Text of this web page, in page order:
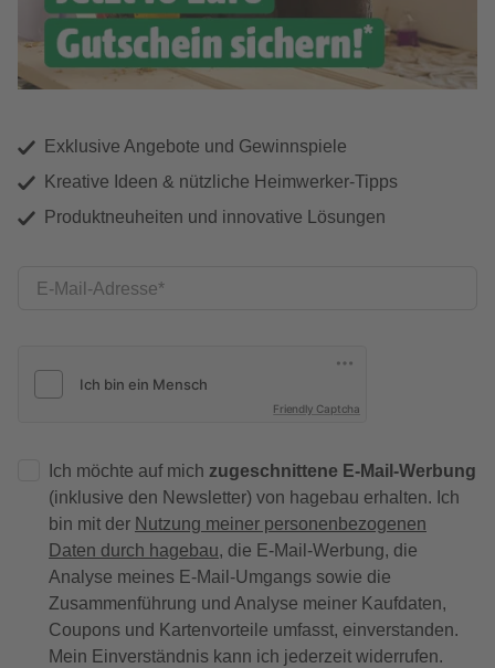
Exklusive Angebote und Gewinnspiele
Kreative Ideen & nützliche Heimwerker-Tipps
Produktneuheiten und innovative Lösungen
E-Mail-Adresse
Friendly Captcha
Ich möchte auf mich zugeschnittene E-Mail-Werbung
(inklusive den Newsletter) von hagebau erhalten. Ich
bin mit der Nutzung meiner personenbezogenen
Daten durch hagebau, die E-Mail-Werbung, die
Analyse meines E-Mail-Umgangs sowie die
Zusammenführung und Analyse meiner Kaufdaten,
Coupons und Kartenvorteile umfasst, einverstanden.
Mein Einverständnis kann ich jederzeit widerrufen.